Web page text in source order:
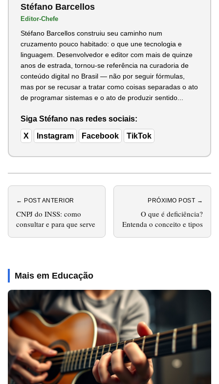
Stéfano Barcellos
Editor-Chefe
Stéfano Barcellos construiu seu caminho num
cruzamento pouco habitado: o que une tecnologia e
linguagem. Desenvolvedor e editor com mais de quinze
anos de estrada, tornou-se referência na curadoria de
conteúdo digital no Brasil — não por seguir fórmulas,
mas por se recusar a tratar como coisas separadas o ato
de programar sistemas e o ato de produzir sentido...
Siga Stéfano nas redes sociais:
X Instagram Facebook TikTok
← POST ANTERIOR
CNPJ do INSS: como
consultar e para que serve
PRÓXIMO POST →
O que é deficiência?
Entenda o conceito e tipos
Mais em Educação